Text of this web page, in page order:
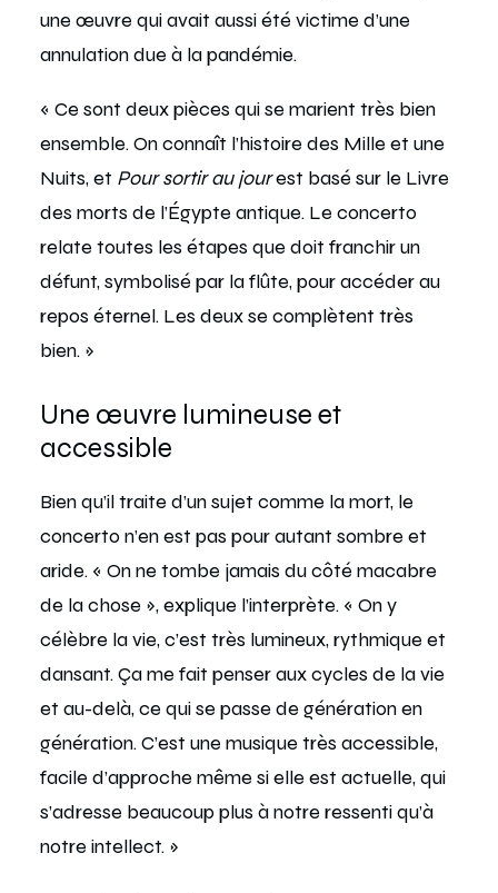
une œuvre qui avait aussi été victime d’une
annulation due à la pandémie.
« Ce sont deux pièces qui se marient très bien
ensemble. On connaît l’histoire des Mille et une
Nuits, et Pour sortir au jourest basé sur le Livre
des morts de l’Égypte antique. Le concerto
relate toutes les étapes que doit franchir un
défunt, symbolisé par la flûte, pour accéder au
repos éternel. Les deux se complètent très
bien. »
Une œuvre lumineuse et
accessible
Bien qu’il traite d’un sujet comme la mort, le
concerto n’en est pas pour autant sombre et
aride. « On ne tombe jamais du côté macabre
de la chose », explique l’interprète. « On y
célèbre la vie, c’est très lumineux, rythmique et
dansant. Ça me fait penser aux cycles de la vie
et au-delà, ce qui se passe de génération en
génération. C’est une musique très accessible,
facile d’approche même si elle est actuelle, qui
s’adresse beaucoup plus à notre ressenti qu’à
notre intellect. »